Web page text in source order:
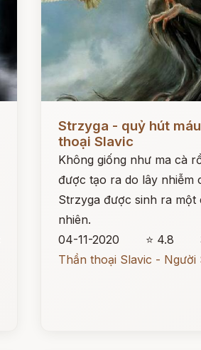
Strzyga - quỷ hút
thoại Slavic
Không giống như ma cà
được tạo ra do lây nhiễm
Strzyga được sinh ra một
nhiên.
04-11-2020
⭐ 4.8
Thần thoại Slavic - Người